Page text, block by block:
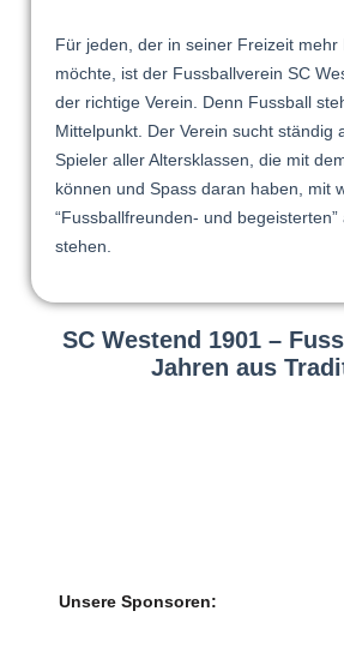
Für jeden, der in seiner Freizeit mehr
möchte, ist der Fussballverein SC
der richtige Verein. Denn Fussball
Mittelpunkt. Der Verein sucht ständig
Spieler aller Altersklassen, die mit
können und Spass daran haben, mit
“Fussballfreunden- und
stehen.
SC Westend 1901 –
Jahren aus
Unsere Sponsoren: